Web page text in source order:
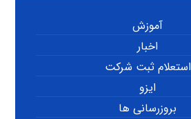
آموزش
اخبار
استعلام ثبت شرکت
ایزو
بروزرسانی ها